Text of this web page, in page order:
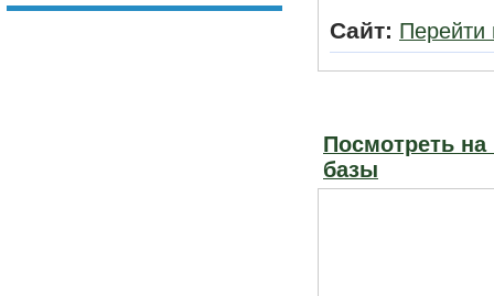
Сайт: Перейти
Посмотреть
базы